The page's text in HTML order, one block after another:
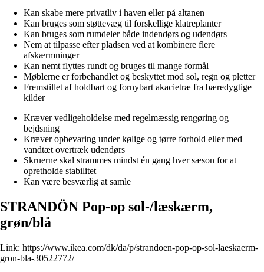
Kan skabe mere privatliv i haven eller på altanen
Kan bruges som støttevæg til forskellige klatreplanter
Kan bruges som rumdeler både indendørs og udendørs
Nem at tilpasse efter pladsen ved at kombinere flere
afskærmninger
Kan nemt flyttes rundt og bruges til mange formål
Møblerne er forbehandlet og beskyttet mod sol, regn og pletter
Fremstillet af holdbart og fornybart akacietræ fra bæredygtige
kilder
Kræver vedligeholdelse med regelmæssig rengøring og
bejdsning
Kræver opbevaring under kølige og tørre forhold eller med
vandtæt overtræk udendørs
Skruerne skal strammes mindst én gang hver sæson for at
opretholde stabilitet
Kan være besværlig at samle
STRANDÖN Pop-op sol-/læskærm,
grøn/blå
Link: https://www.ikea.com/dk/da/p/strandoen-pop-op-sol-laeskaerm-
gron-bla-30522772/